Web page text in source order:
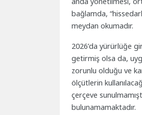
bağlamda,
meydan okumadır.
2026’da yürürlüğe
getirmiş olsa da,
zorunlu olduğu ve
ölçütlerin
çerçeve
bulunamamaktadır.